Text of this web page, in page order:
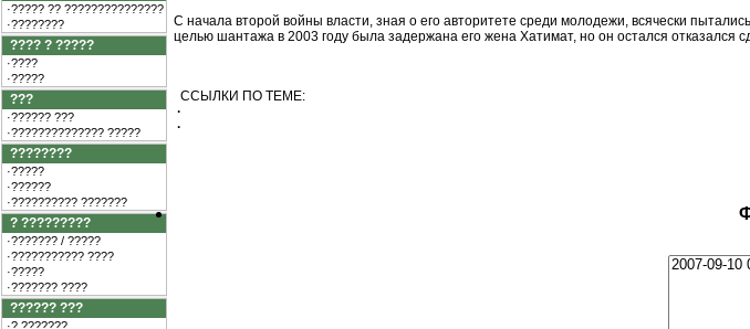
·????? ?? ???????????????
·????????
???? ? ?????
·????
·?????
???
·?????? ???
·?????????????? ?????
????????
·?????
·??????
·?????????? ???????
? ?????????
·??????? / ?????
·??????????? ????
·?????
·??????? ????
?????? ???
·? ???????
С начала второй войны власти, зная о его авторитете среди молодежи, всячески
целью шантажа в 2003 году была задержана его жена Хатимат, но он остался отказался
ССЫЛКИ ПО ТЕМЕ:
·
·